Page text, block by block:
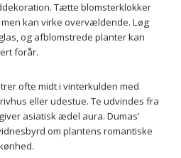
Tætte blomsterklokker
kan virke overvældende. Løg
og afblomstrede planter kan
forår.
ofte midt i vinterkulden med
eller udestue. Te udvindes fra
asiatisk ædel aura. Dumas’
om plantens romantiske